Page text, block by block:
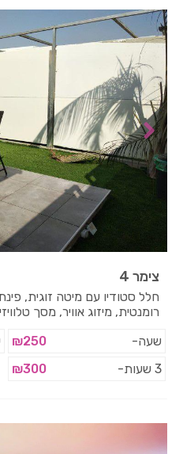
צימר 4
חלל סטודיו עם מיטה זוגית,
רומנטית, מיזוג אוויר, מסך
שעה-
₪250
3 שעות-
₪300